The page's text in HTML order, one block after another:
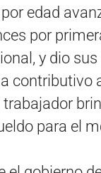
edad
por
y dio
contributivo
trabajador
para el